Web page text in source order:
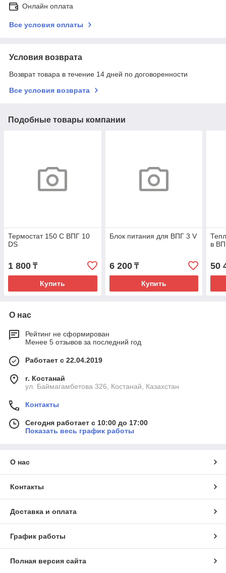
Онлайн оплата
Все условия оплаты
Условия возврата
Возврат товара в течение 14 дней по договоренности
Все условия возврата
Подобные товары компании
Термостат 150 С ВПГ 10
DS
1 800 ₸
Купить
Блок питания для ВПГ 3 V
6 200₸
Купить
в
50
О нас
Рейтинг не сформирован
Менее 5 отзывов за последний год
Работает с 22.04.2019
г. Костанай
ул. Баймагамбетова 326, Костанай, Казахстан
Контакты
Сегодня работает с 10:00 до 17:00
Показать весь график работы
О нас
Контакты
Доставка и оплата
График работы
Полная версия сайта